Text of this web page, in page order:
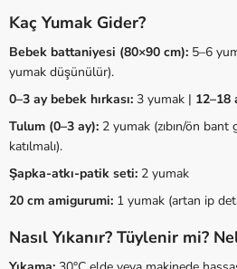
Kaç Yumak Gider?
Bebek battaniyesi (80×90 cm): 5–6
yumak düşünülür).
0–3 ay bebek hırkası: 3 yumak | 12–18
Tulum (0–3 ay): 2 yumak (zıbın/ön
katılmalı).
Şapka-atkı-patik seti: 2 yumak
20 cm amigurumi: 1 yumak (artan ip
Nasıl Yıkanır? Tüylenir mi?